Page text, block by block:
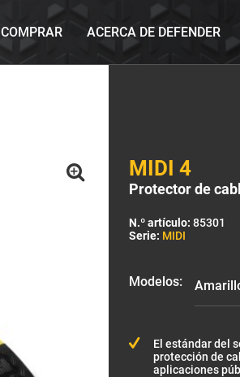
COMPRAR ACERCA DE DEFENDER
MIDI 4
Protector de
N.º artículo: 85301
Serie: MIDI
Modelos:
El estándar del
protección de
aplicaciones